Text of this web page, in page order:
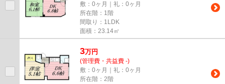
敷：0ヶ月｜礼：0ヶ月
所在階：1階
間取り：1LDK
面積：23.14㎡
3万円
(管理費・共益費 -)
敷：0ヶ月｜礼：0ヶ月
所在階：2階